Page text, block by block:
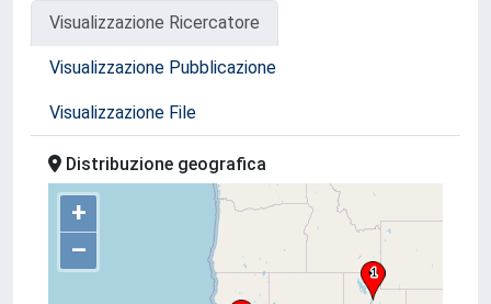
Visualizzazione Ricercatore
Visualizzazione Pubblicazione
Visualizzazione File
Distribuzione geografica
+
–